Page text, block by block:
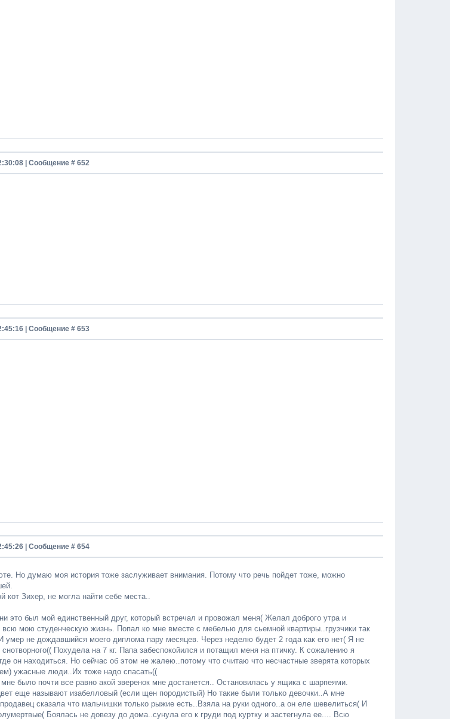
| Сообщение # 652
| Сообщение # 653
| Сообщение # 654
Но думаю моя история тоже заслуживает внимания. Потому что речь пойдет тоже, можно
кот Зихер, не могла найти себе места..
это был мой единственный друг, который встречал и провожал меня( Желал доброго утра и
мою студенческую жизнь. Попал ко мне вместе с мебелью для сьемной квартиры..грузчики так
умер не дождавшийся моего диплома пару месяцев. Через неделю будет 2 года как его нет( Я не
Похудела на 7 кг. Папа забеспокойился и потащил меня на птичку. К сожалению я
он находиться. Но сейчас об этом не жалею..потому что считаю что несчастные зверята которых
ужасные люди..Их тоже надо спасать((
было почти все равно акой зверенок мне достанется.. Остановилась у ящика с шарпеями.
еще называют изабелловый (если щен породистый) Но такие были только девочки..А мне
сказала что мальчишки только рыжие есть..Взяла на руки одного..а он еле шевелиться( И
Боялась не довезу до дома..сунула его к груди под куртку и застегнула ее.... Всю